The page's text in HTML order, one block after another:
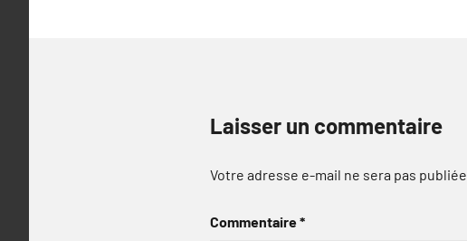
Laisser un commentaire
Votre adresse e-mail ne sera pas publiée.
Commentaire*